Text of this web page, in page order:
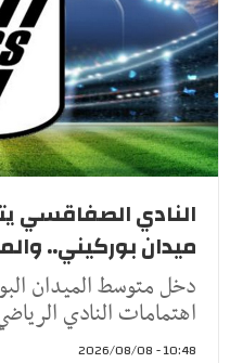
النادي
ميدان بوركيني..
اهتمامات النادي
10:48 - 2026/08/08